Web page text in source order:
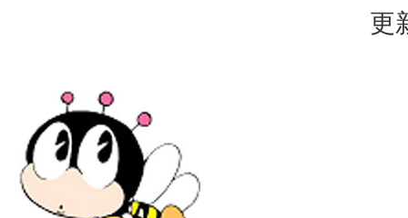
更